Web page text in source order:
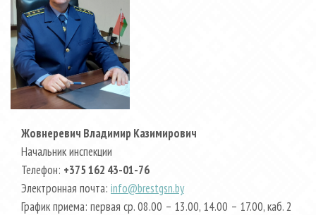
Жовнеревич Владимир Казимирович
Начальник инспекции
Телефон: +375 162 43-01-76
Электронная почта: info@brestgsn.by
График приема: первая ср. 08.00 – 13.00, 14.00 – 17.00, каб. 2